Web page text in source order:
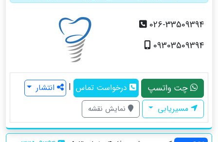
026-33509394
09303509394
چت واتسپ درخواست تماس |
انتشار
مسیریابی
نمایش نقشه